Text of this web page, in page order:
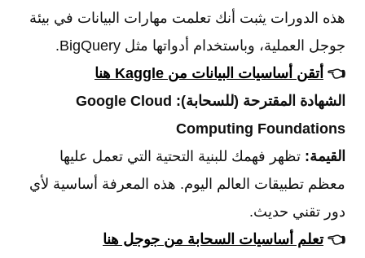
هذه الدورات يثبت أنك تعلمت مهارات البيانات في بيئة
جوجل العملية، وباستخدام أدواتها مثل BigQuery.
👈 أتقن أساسيات البيانات من Kaggle هنا
الشهادة المقترحة (للسحابة): Google Cloud
Computing Foundations
القيمة: تظهر فهمك للبنية التحتية التي تعمل عليها
معظم تطبيقات العالم اليوم. هذه المعرفة أساسية لأي
دور تقني حديث.
👈تعلم أساسيات السحابة من جوجل هنا